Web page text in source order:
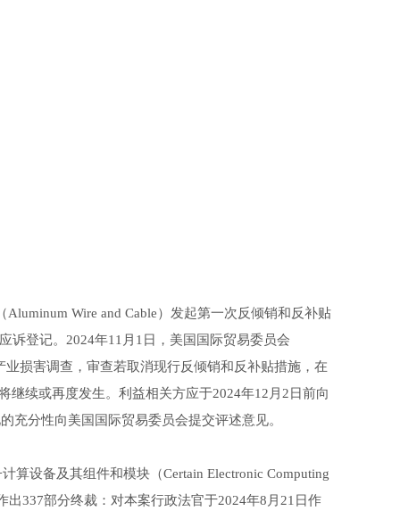
Wire and Cable）发起第一次反倾销和反补贴
诉登记。2024年11月1日，美国国际贸易委员会
损害调查，审查若取消现行反倾销和反补贴措施，在
续或再度发生。利益相关方应于2024年12月2日前向
充分性向美国国际贸易委员会提交评述意见。
设备及其组件和模块（Certain Electronic Computing
出337部分终裁：对本案行政法官于2024年8月21日作